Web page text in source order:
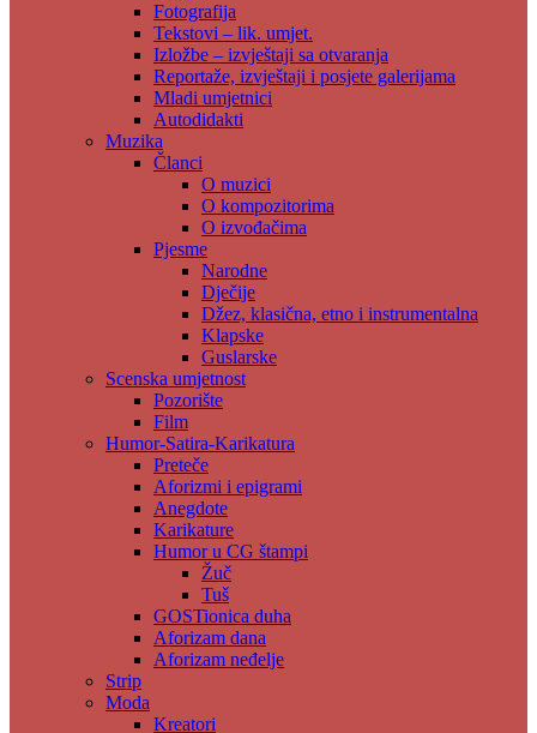
Fotografija
Tekstovi – lik. umjet.
Izložbe – izvještaji sa otvaranja
Reportaže, izvještaji i posjete galerijama
Mladi umjetnici
Autodidakti
Muzika
Članci
O muzici
O kompozitorima
O izvođačima
Pjesme
Narodne
Dječije
Džez, klasična, etno i instrumentalna
Klapske
Guslarske
Scenska umjetnost
Pozorište
Film
Humor-Satira-Karikatura
Preteče
Aforizmi i epigrami
Anegdote
Karikature
Humor u CG štampi
Žuč
Tuš
GOSTionica duha
Aforizam dana
Aforizam neđelje
Strip
Moda
Kreatori